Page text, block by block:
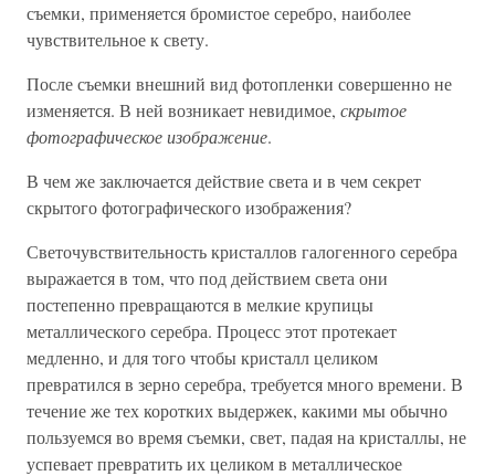
съемки, применяется бромистое серебро, наиболее
чувствительное к свету.
После съемки внешний вид фотопленки совершенно не
изменяется. В ней возникает невидимое, скрытое
фотографическое изображение.
В чем же заключается действие света и в чем секрет
скрытого фотографического изображения?
Светочувствительность кристаллов галогенного серебра
выражается в том, что под действием света они
постепенно превращаются в мелкие крупицы
металлического серебра. Процесс этот протекает
медленно, и для того чтобы кристалл целиком
превратился в зерно серебра, требуется много времени. В
течение же тех коротких выдержек, какими мы обычно
пользуемся во время съемки, свет, падая на кристаллы, не
успевает превратить их целиком в металлическое